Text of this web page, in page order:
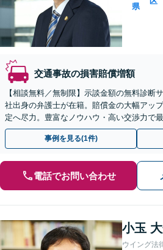
県
交通事故の損害賠償増額
【相談無料／無制限】示談金額の無料診断
社出身の弁護士が在籍。賠償金の大幅アッ
定へ尽力。豊富なノウハウ・高い交渉力で
士費用特約】【電話・Zoom相談可】【横浜
事例を見る(1件)
電話でお問い合わせ
小玉
ウイング法